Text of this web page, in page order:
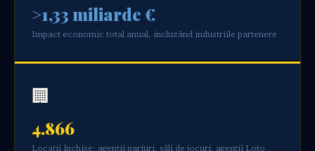
>1,33 miliarde €
Impact economic total anual, incluzând industriile partenere
🏢
4.866
Locații închise: agenții pariuri, săli de jocuri, agenții Loto